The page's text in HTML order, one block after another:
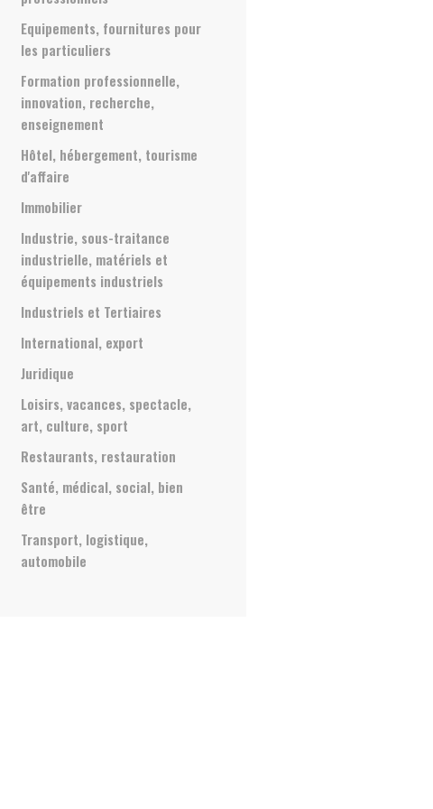
Equipements, fournitures pour
les particuliers
Formation professionnelle,
innovation, recherche,
enseignement
Hôtel, hébergement, tourisme
d'affaire
Immobilier
Industrie, sous-traitance
industrielle, matériels et
équipements industriels
Industriels et Tertiaires
International, export
Juridique
Loisirs, vacances, spectacle,
art, culture, sport
Restaurants, restauration
Santé, médical, social, bien
être
Transport, logistique,
automobile